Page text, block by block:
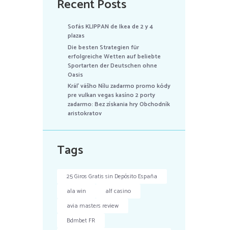
Recent Posts
Sofás KLIPPAN de Ikea de 2 y 4
plazas
Die besten Strategien für
erfolgreiche Wetten auf beliebte
Sportarten der Deutschen ohne
Oasis
Kráľ vášho Nílu zadarmo promo kódy
pre vulkan vegas kasíno 2 porty
zadarmo: Bez získania hry Obchodník
aristokratov
Tags
25 Giros Gratis sin Depósito España
ala win
alf casino
avia masters review
Bdmbet FR